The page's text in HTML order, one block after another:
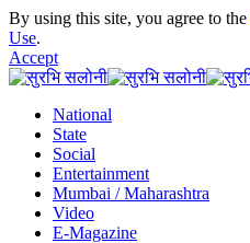
By using this site, you agree to the
Use.
Accept
National
State
Social
Entertainment
Mumbai / Maharashtra
Video
E-Magazine